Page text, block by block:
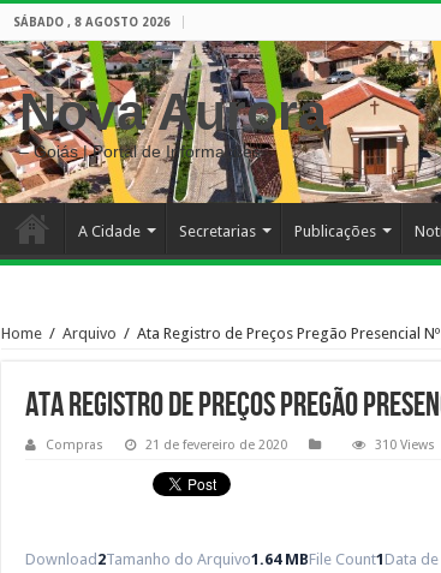
SÁBADO , 8 AGOSTO 2026
Nova Aurora
– Goiás | Portal de Informações
A Cidade Secretarias Publicações
Home / Arquivo / Ata Registro de Preços Pregão Presencial
Ata Registro de Preços Pregão
Compras 21 de fevereiro de 2020 310 Views
Download 2Tamanho do Arquivo1.64 MBFile Count1 Data